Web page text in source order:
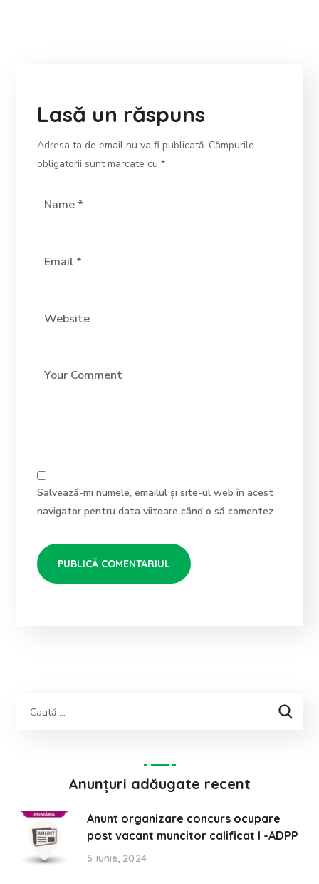
Lasă un răspuns
Adresa ta de email nu va fi publicată. Câmpurile
obligatorii sunt marcate cu*
Salvează-mi numele, emailul și site-ul web în acest
navigator pentru data viitoare când o să comentez.
Anunțuri adăugate recent
Anunt organizare concurs ocupare
post vacant muncitor calificat I -ADPP
5 iunie, 2024